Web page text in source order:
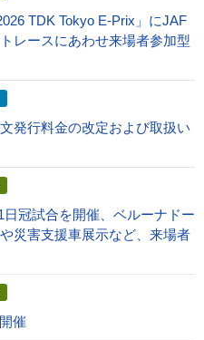
TDK Tokyo E-Prix」にJAF
レースにあわせ来場者参加型
発行料金の改定および取扱い
冠試合を開催、ベルーナドー
災害支援車展示など、来場者
催